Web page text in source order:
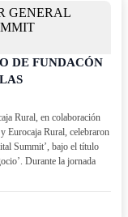
DE FUNDACÓN
Rural, en colaboración
Eurocaja Rural, celebraron
Summit’, bajo el título
Durante la jornada